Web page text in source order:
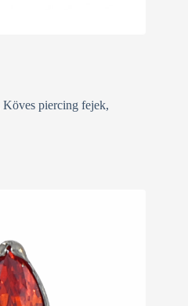
Köves piercing fejek,